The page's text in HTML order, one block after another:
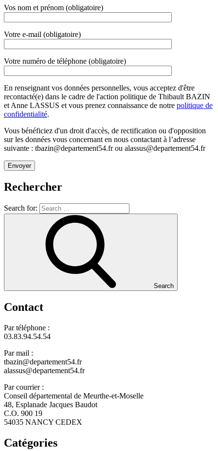
Vos nom et prénom (obligatoire)
Votre e-mail (obligatoire)
Votre numéro de téléphone (obligatoire)
En renseignant vos données personnelles, vous acceptez d'être
recontacté(e) dans le cadre de l'action politique de Thibault BAZIN
et Anne LASSUS et vous prenez connaissance de notre politique de
confidentialité.
Vous bénéficiez d'un droit d'accès, de rectification ou d'opposition
sur les données vous concernant en nous contactant à l’adresse
suivante : tbazin@departement54.fr ou alassus@departement54.fr
Rechercher
Search for:
Search
Contact
Par téléphone :
03.83.94.54.54
Par mail :
tbazin@departement54.fr
alassus@departement54.fr
Par courrier :
Conseil départemental de Meurthe-et-Moselle
48, Esplanade Jacques Baudot
C.O. 900 19
54035 NANCY CEDEX
Catégories